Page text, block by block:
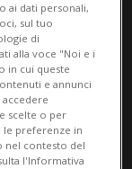
di
ai dati personali,
sul tuo
di
alla voce "Noi e i
in cui queste
e annunci
scelte o per
le preferenze in
nel contesto del
l'Informativa